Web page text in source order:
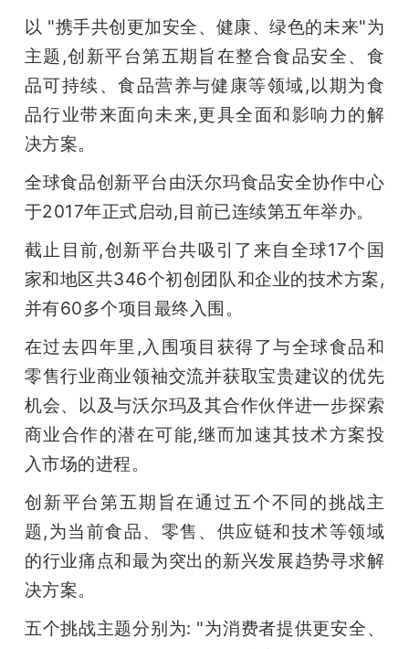
爱
搞
机
以 "携手共创更加安全、健康、绿色的未来"为
主题,创新平台第五期旨在整合食品安全、食
品可持续、食品营养与健康等领域,以期为食
品行业带来面向未来,更具全面和影响力的解
决方案。
全球食品创新平台由沃尔玛食品安全协作中心
于2017年正式启动,目前已连续第五年举办。
截止目前,创新平台共吸引了来自全球17个国
家和地区共346个初创团队和企业的技术方案,
并有60多个项目最终入围。
在过去四年里,入围项目获得了与全球食品和
零售行业商业领袖交流并获取宝贵建议的优先
机会、以及与沃尔玛及其合作伙伴进一步探索
商业合作的潜在可能,继而加速其技术方案投
入市场的进程。
创新平台第五期旨在通过五个不同的挑战主
题,为当前食品、零售、供应链和技术等领域
的行业痛点和最为突出的新兴发展趋势寻求解
决方案。
五个挑战主题分别为: "为消费者提供更安全、